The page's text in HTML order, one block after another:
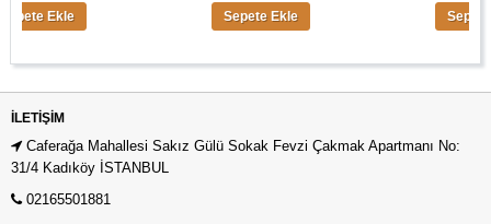
Ekle Sepete Ekle Sepete Ekle
İLETIŞIM
Caferağa Mahallesi Sakız Gülü Sokak Fevzi Çakmak Apartmanı No:
31/4 Kadıköy İSTANBUL
02165501881